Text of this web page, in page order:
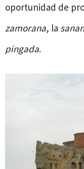
oportunidad de
zamorana, la
pingada.